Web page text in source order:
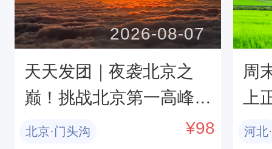
天天发团｜夜袭北京之
巅！挑战北京第一高峰！
东灵山夜爬专线：从星空
2026-08-07
北京·门头沟 ¥98
周
上
影
河北·